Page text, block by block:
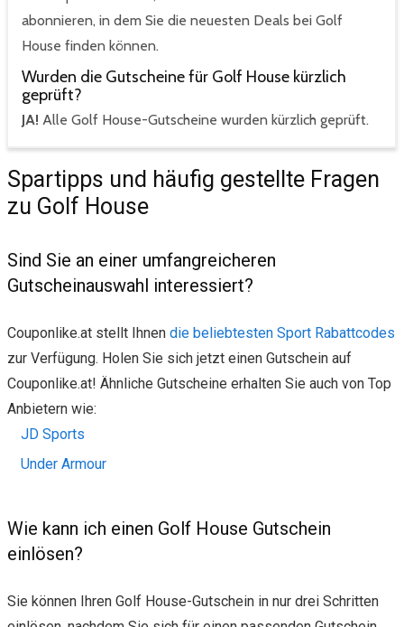
abonnieren, in dem Sie die neuesten Deals bei Golf
House finden können.
Wurden die Gutscheine für Golf House kürzlich
geprüft?
JA! Alle Golf House-Gutscheine wurden kürzlich geprüft.
Spartipps und häufig gestellte Fragen
zu Golf House
Sind Sie an einer umfangreicheren
Gutscheinauswahl interessiert?
Couponlike.at stellt Ihnen die beliebtesten Sport Rabattcodes
zur Verfügung. Holen Sie sich jetzt einen Gutschein auf
Couponlike.at! Ähnliche Gutscheine erhalten Sie auch von Top
Anbietern wie:
JD Sports
Under Armour
Wie kann ich einen Golf House Gutschein
einlösen?
Sie können Ihren Golf House-Gutschein in nur drei Schritten